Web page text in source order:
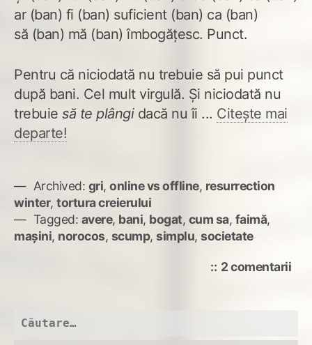
ar (ban) fi (ban) suficient (ban) ca (ban)
să (ban) mă (ban) îmbogățesc. Punct.
Pentru că niciodată nu trebuie să pui punct
după bani. Cel mult virgulă. Și niciodată nu
trebuie să te plângidacă nu îi ... Citește mai
departe!
Archived: gri, online vs offline, resurrection
winter, tortura creierului
Tagged: avere, bani, bogat, cum sa, faimă,
mașini, norocos, scump, simplu, societate
2 comentariila
Caută